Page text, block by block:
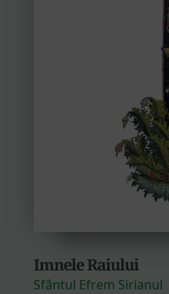
Imnele Raiului
Sfântul Efrem Sirianul